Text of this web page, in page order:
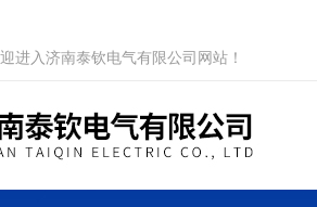
进入济南泰钦电气有限公司网站！